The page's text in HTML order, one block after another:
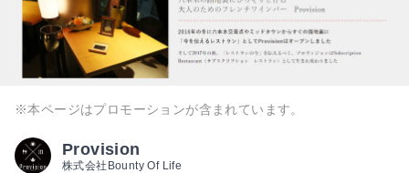
※本ページはプロモーションが含まれています。
Provision
株式会社Bounty Of Life